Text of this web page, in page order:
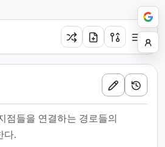
점들을 연결하는 경로들의
다.